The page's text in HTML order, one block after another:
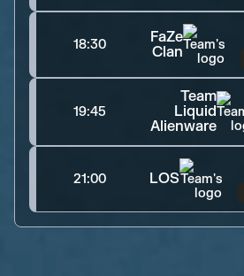
18:30
FaZe
Clan
19:45
Team
Liquid
Alienware
21:00 LOS